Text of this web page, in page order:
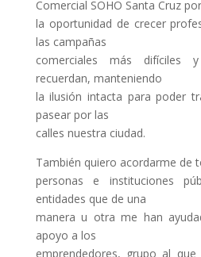
Comercial SOHO Santa Cruz
la oportunidad de crecer
las campañas
comerciales más difíciles
recuerdan, manteniendo
la ilusión intacta para poder
pasear por las
calles nuestra ciudad.
También quiero acordarme de
personas e instituciones
entidades que de una
manera u otra me han
apoyo a los
emprendedores, grupo al